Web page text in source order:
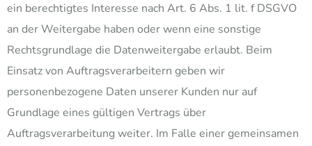
ein berechtigtes Interesse nach Art. 6 Abs. 1 lit. f DSGVO
an der Weitergabe haben oder wenn eine sonstige
Rechtsgrundlage die Datenweitergabe erlaubt. Beim
Einsatz von Auftragsverarbeitern geben wir
personenbezogene Daten unserer Kunden nur auf
Grundlage eines gültigen Vertrags über
Auftragsverarbeitung weiter. Im Falle einer gemeinsamen